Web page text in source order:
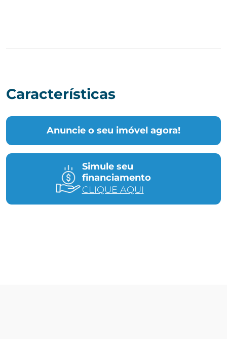
Anuncie o seu imóvel agora!
Simule seu
financiamento
CLIQUE AQUI
Características